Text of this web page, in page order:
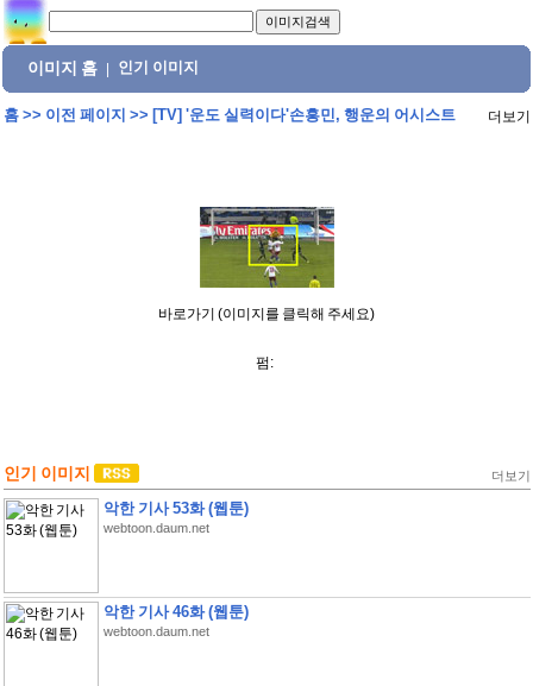
이미지 홈 인기 이미지
홈>> 이전 페이지 >> [TV] '운도 실력이다'손흥민, 행운의 어시스트 더보기
바로가기 (이미지를 클릭해 주세요)
펌:
인기 이미지 더보기
악한 기사 53화 (웹툰)
webtoon.daum.net
악한 기사 46화 (웹툰)
webtoon.daum.net